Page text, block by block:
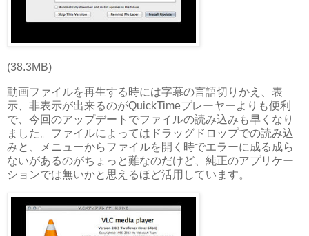
(38.3MB)
動画ファイルを再生する時には字幕の言語切りかえ、表
示、非表示が出来るのがQuickTimeプレーヤーよりも便利
で、今回のアップデートでファイルの読み込みも早くなり
ました。ファイルによってはドラッグドロップでの読み込
みと、メニューからファイルを開く時でエラーに成る成ら
ないがあるのがちょっと難なのだけど、純正のアプリケー
ションでは無いかと思えるほど活用しています。